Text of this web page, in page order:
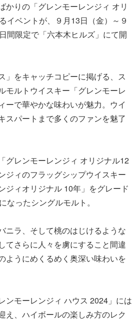
かりの「グレンモーレンジィ オリ
イベントが、９月13日（金）～９
間限定で「六本木ヒルズ」にて開
」をキャッチコピーに掲げる、ス
モルトウイスキー「グレンモーレ
ーで華やかな味わいが魅力。ウイ
スパートまで多くのファンを魅了
グレンモーレンジィ オリジナル12
ジィのフラッグシップウイスキー
ジィオリジナル 10年」をグレード
なったシングルモルト。
ニラ、そして桃のはじけるような
てさらに人々を虜にすること間違
ようにめくるめく奥深い味わいを
ンモーレンジィ ハウス 2024」には
え、ハイボールの楽しみ方のレク